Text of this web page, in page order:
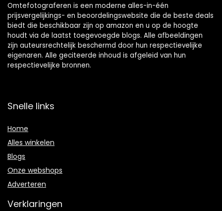
Omtefotograferen is een moderne alles-in-één
prijsvergelijkings- en beoordelingswebsite die de beste deals
biedt die beschikbaar zijn op amazon en u op de hoogte
houdt via de laatst toegevoegde blogs. Alle afbeeldingen
zijn auteursrechtelijk beschermd door hun respectievelijke
eigenaren. Alle geciteerde inhoud is afgeleid van hun
respectievelijke bronnen.
Snelle links
Home
Alles winkelen
Blogs
Onze webshops
Adverteren
Verklaringen